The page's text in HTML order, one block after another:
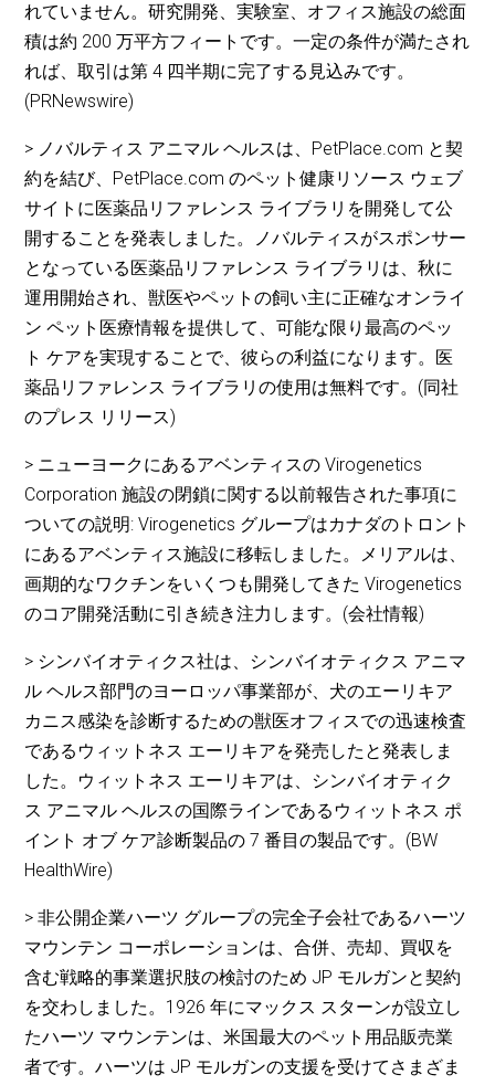
れていません。研究開発、実験室、オフィス施設の総面
積は約 200 万平方フィートです。一定の条件が満たされ
れば、取引は第 4 四半期に完了する見込みです。
(PRNewswire)
> ノバルティス アニマル ヘルスは、PetPlace.com と契
約を結び、PetPlace.com のペット健康リソース ウェブ
サイトに医薬品リファレンス ライブラリを開発して公
開することを発表しました。ノバルティスがスポンサー
となっている医薬品リファレンス ライブラリは、秋に
運用開始され、獣医やペットの飼い主に正確なオンライ
ン ペット医療情報を提供して、可能な限り最高のペッ
ト ケアを実現することで、彼らの利益になります。医
薬品リファレンス ライブラリの使用は無料です。(同社
のプレス リリース)
> ニューヨークにあるアベンティスの Virogenetics
Corporation 施設の閉鎖に関する以前報告された事項に
ついての説明: Virogenetics グループはカナダのトロント
にあるアベンティス施設に移転しました。メリアルは、
画期的なワクチンをいくつも開発してきた Virogenetics
のコア開発活動に引き続き注力します。(会社情報)
> シンバイオティクス社は、シンバイオティクス アニマ
ル ヘルス部門のヨーロッパ事業部が、犬のエーリキア
カニス感染を診断するための獣医オフィスでの迅速検査
であるウィットネス エーリキアを発売したと発表しま
した。ウィットネス エーリキアは、シンバイオティク
ス アニマル ヘルスの国際ラインであるウィットネス ポ
イント オブ ケア診断製品の 7 番目の製品です。(BW
HealthWire)
> 非公開企業ハーツ グループの完全子会社であるハーツ
マウンテン コーポレーションは、合併、売却、買収を
含む戦略的事業選択肢の検討のため JP モルガンと契約
を交わしました。1926 年にマックス スターンが設立し
たハーツ マウンテンは、米国最大のペット用品販売業
者です。ハーツは JP モルガンの支援を受けてさまざま